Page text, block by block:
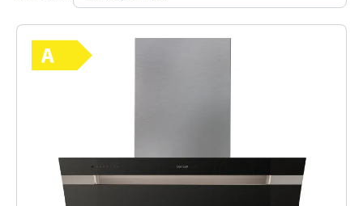
Vollständiges Energielabel anzeigen